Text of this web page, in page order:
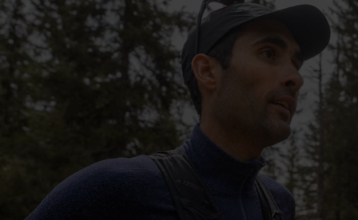
-5°
-10°
-15°
-20°
-5°
-10°
-15°
-20°